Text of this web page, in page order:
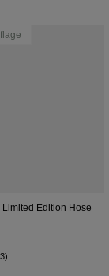
Edition Hose